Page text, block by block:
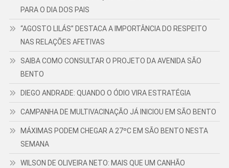
PARA O DIA DOS PAIS
“AGOSTO LILÁS” DESTACA A IMPORTÂNCIA DO RESPEITO
NAS RELAÇÕES AFETIVAS
SAIBA COMO CONSULTAR O PROJETO DA AVENIDA SÃO
BENTO
DIEGO ANDRADE: QUANDO O ÓDIO VIRA ESTRATÉGIA
CAMPANHA DE MULTIVACINAÇÃO JÁ INICIOU EM SÃO BENTO
MÁXIMAS PODEM CHEGAR A 27ºC EM SÃO BENTO NESTA
SEMANA
WILSON DE OLIVEIRA NETO: MAIS QUE UM CANHÃO